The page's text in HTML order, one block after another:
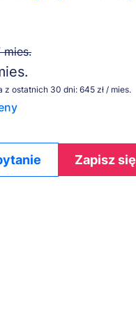
mies.
z ostatnich 30 dni: 645 zł / mies.
Zapisz się